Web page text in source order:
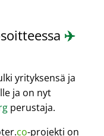
✈️
yrityksensä ja
ja on nyt
perustaja.
co-projekti on